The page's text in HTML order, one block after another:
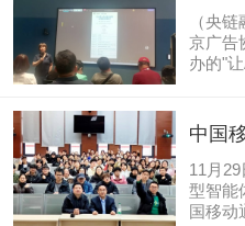
加北
（央
京广告
办的"
会人工
下简
李海霞
会人员
素"金
中国
委联
联合
趋势
11月
型智能
国移动